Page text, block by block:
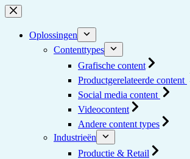
Ga
naar
inhoud
Oplossingen
Contenttypes
Grafische content
Productgerelateerde content
Social media content
Videocontent
Andere content types
Industrieën
Productie & Retail